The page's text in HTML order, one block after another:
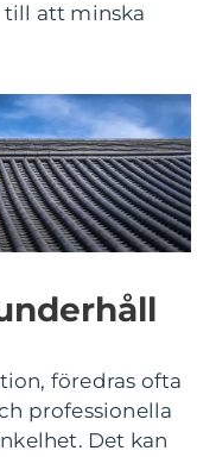
att minska
föredras ofta
professionella
Det kan